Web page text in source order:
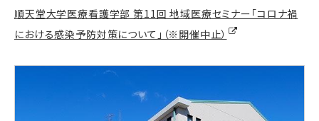
順天堂大学医療看護学部 第11回 地域医療セミナー「コロナ禍
における感染予防対策について」（※開催中止）